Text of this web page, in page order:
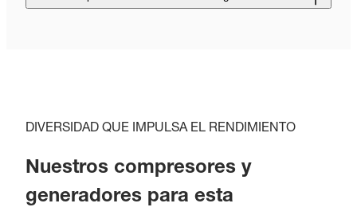
DIVERSIDAD QUE IMPULSA EL RENDIMIENTO
Nuestros compresores y
generadores para esta